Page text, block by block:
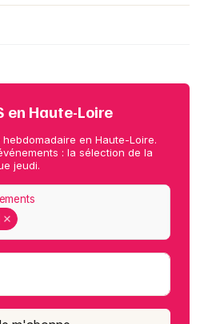
en Haute-Loire
en Haute-Loire.
: la sélection de la
jeudi.